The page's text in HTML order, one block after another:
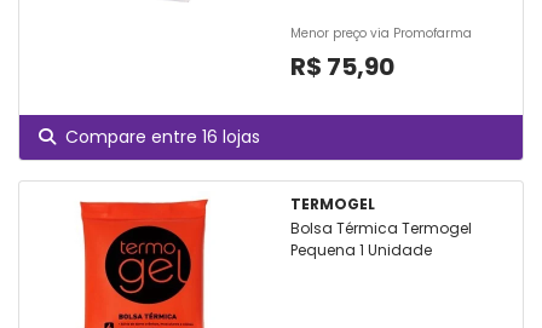
Menor preço via Promofarma
R$ 75,90
Compare entre 16 lojas
TERMOGEL
Bolsa Térmica Termogel
Pequena 1 Unidade